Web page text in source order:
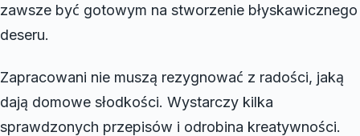
zawsze być gotowym na stworzenie błyskawicznego
deseru.
Zapracowani nie muszą rezygnować z radości, jaką
dają domowe słodkości. Wystarczy kilka
sprawdzonych przepisów i odrobina kreatywności.